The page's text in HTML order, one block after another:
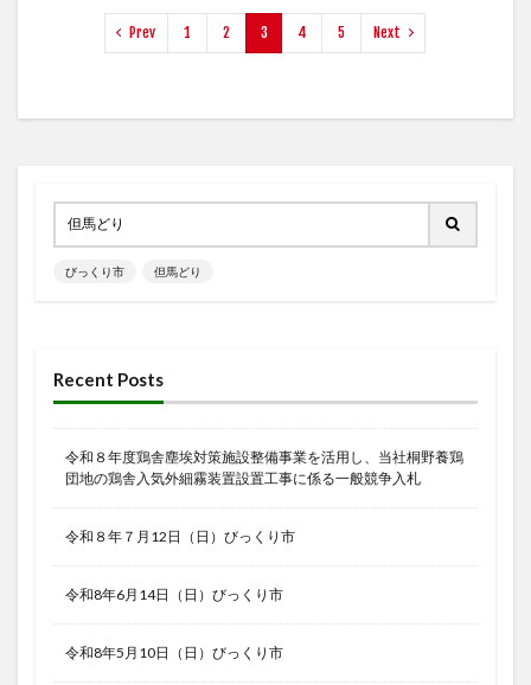
Prev 1 2 3 4 5 Next
びっくり市 但馬どり
Recent Posts
令和８年度鶏舎塵埃対策施設整備事業を活用し、当社桐野養鶏
団地の鶏舎入気外細霧装置設置工事に係る一般競争入札
令和８年７月12日（日）びっくり市
令和8年6月14日（日）びっくり市
令和8年5月10日（日）びっくり市